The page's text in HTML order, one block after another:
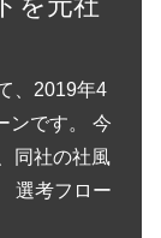
、2019年4
ンです。 今
同社の社風
選考フロー